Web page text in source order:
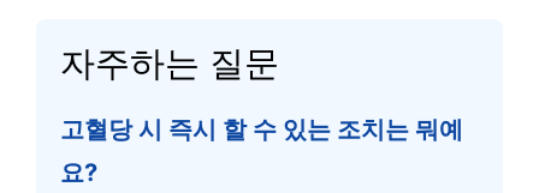
자주하는 질문
고혈당 시 즉시 할 수 있는 조치는 뭐예
요?